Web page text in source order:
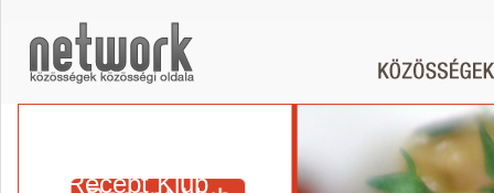
Recept Klub